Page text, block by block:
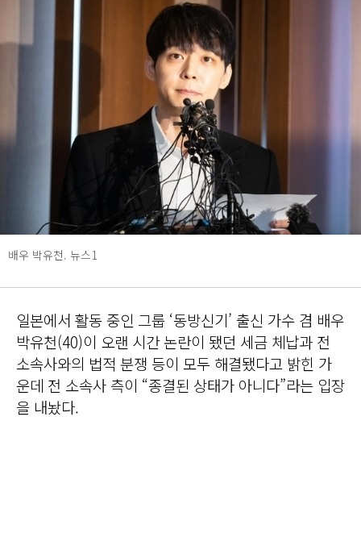
배우 박유천. 뉴스1
일본에서 활동 중인 그룹 ‘동방신기’ 출신 가수 겸 배우
박유천(40)이 오랜 시간 논란이 됐던 세금 체납과 전
소속사와의 법적 분쟁 등이 모두 해결됐다고 밝힌 가
운데 전 소속사 측이 “종결된 상태가 아니다”라는 입장
을 내놨다.